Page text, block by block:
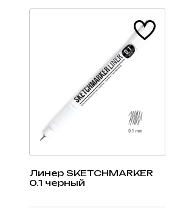
Линер SKETCHMARKER
0.1 черный